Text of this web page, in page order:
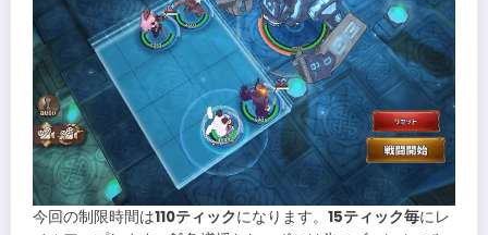
今回の制限時間は110ティックになります。 15ティック毎にレ